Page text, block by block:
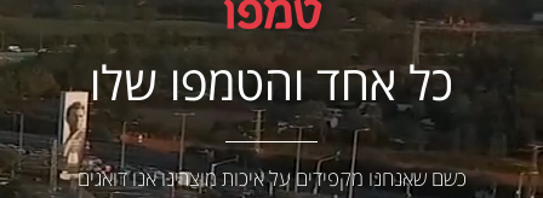
כל אחד והטמפו שלו
כשם שאנחנו מקפידים על איכות מוצרינו אנו דואגים